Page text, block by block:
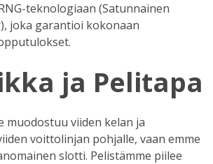
teknologiaan (Satunnainen
joka garantioi kokonaan
ja Pelitapa
muodostuu viiden kelan ja
voittolinjan pohjalle, vaan emme
slotti. Pelistämme piilee